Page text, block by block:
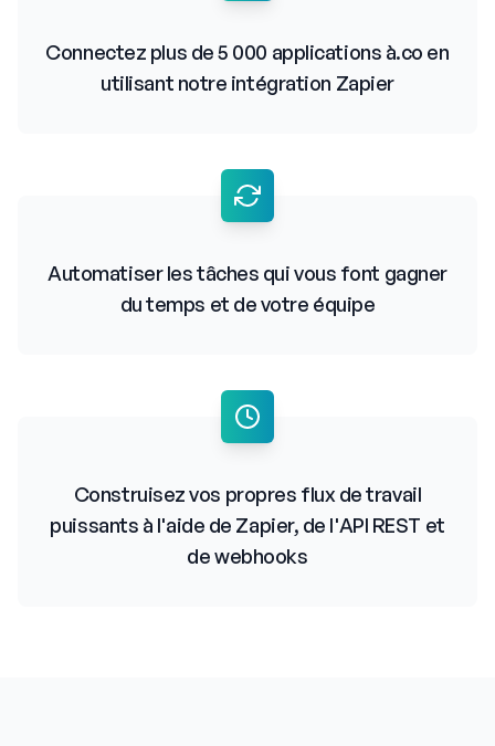
Connectez plus de 5 000 applications à.co en
utilisant notre intégration Zapier
Automatiser les tâches qui vous font gagner
du temps et de votre équipe
Construisez vos propres flux de travail
puissants à l'aide de Zapier, de l'API REST et
de webhooks